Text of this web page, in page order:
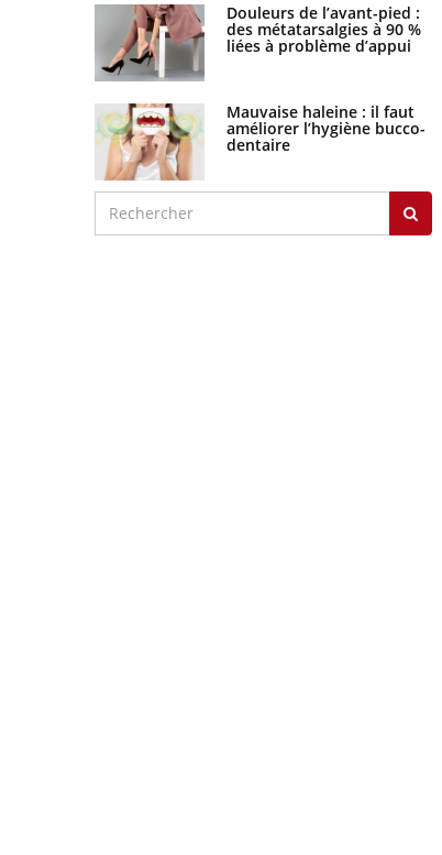
Douleurs de l’avant-pied :
des métatarsalgies à 90 %
liées à problème d’appui
Mauvaise haleine : il faut
améliorer l’hygiène bucco-
dentaire